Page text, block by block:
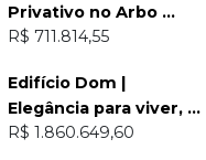
Privativo no Arbo ...
R$ 711.814,55
Edifício Dom |
Elegância para viver, ...
R$ 1.860.649,60